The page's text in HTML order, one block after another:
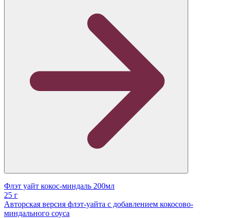
Флэт уайт кокос-миндаль 200мл
25 г
Авторская версия флэт-уайта с добавлением кокосово-
миндального соуса